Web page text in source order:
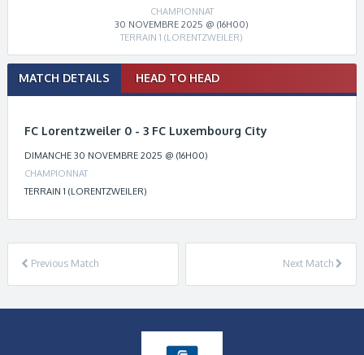
CHAMPIONNAT
30 NOVEMBRE 2025 @ (16H00)
TERRAIN 1 (LORENTZWEILER)
MATCH DETAILS HEAD TO HEAD
FC Lorentzweiler 0 - 3 FC Luxembourg City
DIMANCHE 30 NOVEMBRE 2025 @ (16H00)
CHAMPIONNAT
TERRAIN 1 (LORENTZWEILER)
Match
navigation
Previous Match Next Match